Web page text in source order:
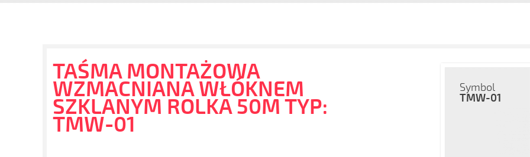
TAŚMA MONTAŻOWA
WZMACNIANA WŁÓKNEM
SZKLANYM ROLKA 50M TYP:
TMW-01
Symbol
TMW-01